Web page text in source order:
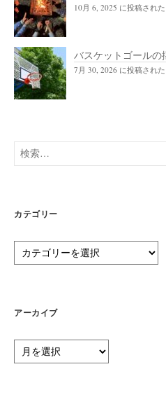
10月 6, 2025 に投稿された
バスケットゴールの
7月 30, 2026 に投稿された
検
索:
カテゴリー
テ
ー
アーカイブ
ー